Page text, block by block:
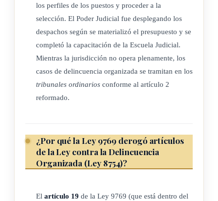
el siguiente:
Artículo 94 ter 1-) Ser costarricense en ejercicio de los
derechos ciudadanos. Para ser miembro de los tribunales
colegiados se requiere:
2-) Tener al menos treinta años de edad.
funcionarios judiciales, con práctica judicial de tres años
como mínimo.
ARTÍCULO 3
los perfiles de los puestos y proceder a la
selección. El Poder Judicial fue desplegando los
despachos según se materializó el presupuesto y se
completó la capacitación de la Escuela Judicial.
Mientras la jurisdicción no opera plenamente, los
casos de delincuencia organizada se tramitan en los
tribunales ordinarios conforme al artículo 2
reformado.
¿Por qué la Ley 9769 derogó artículos
de la Ley contra la Delincuencia
Organizada (Ley 8754)?
El artículo 19 de la Ley 9769 (que está dentro del